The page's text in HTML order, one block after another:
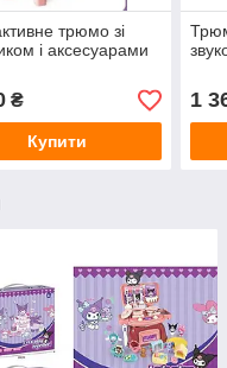
трюмо зі
і аксесуарами
₴
Купити
1